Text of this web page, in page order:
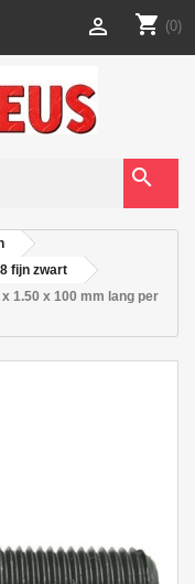
shopping_cart (0)

search
fijn zwart
1.50 x 100 mm lang per